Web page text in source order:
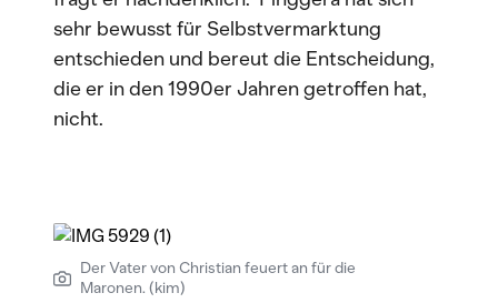
sehr bewusst für Selbstvermarktung
entschieden und bereut die Entscheidung,
die er in den 1990er Jahren getroffen hat,
nicht.
Der Vater von Christian feuert an für die
Maronen. (kim)